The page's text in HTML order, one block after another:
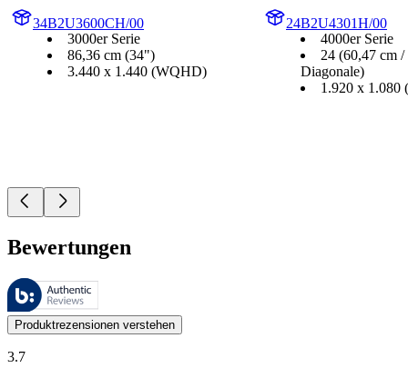
34B2U3600CH/00
3000er Serie
86,36 cm (34")
3.440 x 1.440 (WQHD)
24B2U4301H/00
4000er Serie
24 (60,47 cm
Diagonale)
1.920 x 1.080
Bewertungen
Diese Bewertungen werden von Bazaarvoice verwaltet und
Kundenmeinungen in Form von Produkt- und Sternebewertungen
Produktrezensionen verstehen
3.7